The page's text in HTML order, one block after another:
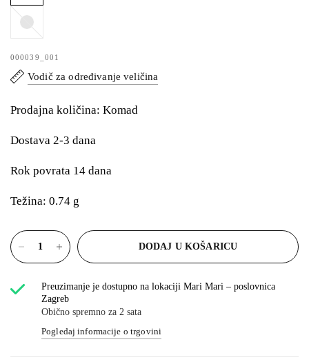
000039_001
Vodič za određivanje veličina
Prodajna količina: Komad
Dostava 2-3 dana
Rok povrata 14 dana
Težina: 0.74 g
DODAJ U KOŠARICU
Preuzimanje je dostupno na lokacijiMari Mari – poslovnica
Zagreb
Obično spremno za 2 sata
Pogledaj informacije o trgovini